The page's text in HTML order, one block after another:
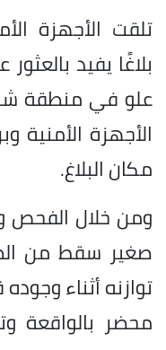
تلقت الأجهزة
بلاغًا يفيد
علو في منطقة
الأجهزة الأمنية
مكان البلاغ.
ومن خلال الفحص
صغير سقط من
توازنه أثناء
محضر بالواقعة